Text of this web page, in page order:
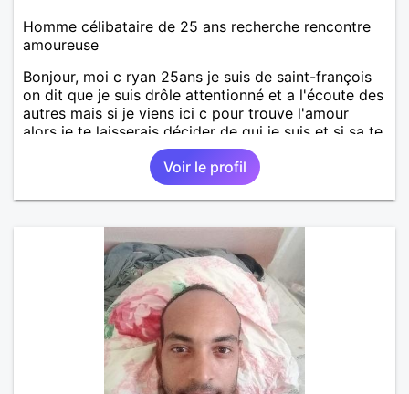
Homme célibataire de 25 ans recherche rencontre
amoureuse
Bonjour, moi c ryan 25ans je suis de saint-françois
on dit que je suis drôle attentionné et a l'écoute des
autres mais si je viens ici c pour trouve l'amour
alors je te laisserais décider de qui je suis et si sa te
Voir le profil